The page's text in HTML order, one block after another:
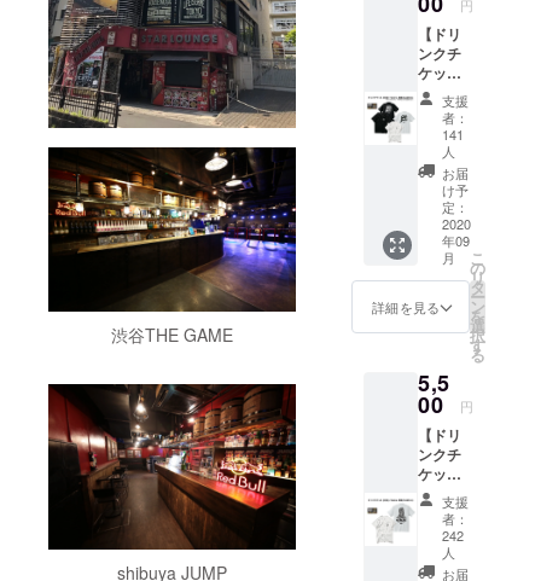
渋谷THE GAME
shibuya JUMP
す場合
は、上
乗せで
ご支援
頂けま
すと大
変嬉し
いで
す。
い。 ※
ご支援
をして
いただ
く際に
『上乗
せ支
援』を
するこ
とがで
きま
す。ご
都合許
す場合
乗せで
ご支援
変嬉し
いで
す。
期限は
営業再
開から
6ヶ月以
内。 ●
壁面ポ
スター
へのお
名前掲
載可能
な方は
お名前
(又は
ニック
ネーム)
ださ
い。 ※
掲載不
要の方
は備考
欄へ
【不
要】と
ご記入
くださ
円
【ドリ
ンクチ
ケット
(1枚)＋
Tシャツ
支援
(GAME-
B-)】 ●
GAME-
B-Tシャ
イズ：
M / L /
XL /
XXL ●
枚 有効
期限は
営業再
開から
6ヶ月以
内。 ●
壁面ポ
スター
へのお
名前掲
載 ※ 掲
支援
者：
141
人
お届
け予
定：
2020
年09
月
詳細を見る
こ
の
リ
タ
ー
ン
を
選
択
す
る
5,5
00 円
【ドリ
ンクチ
ケット
(1枚)＋
Tシャツ
支援
(GAME-
A-)】 ●
支援
者：
242
人
お届